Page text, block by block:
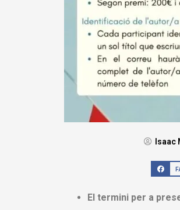
Isaac
El termini per a